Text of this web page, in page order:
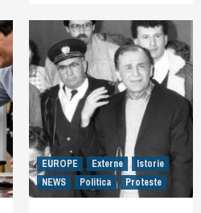
EUROPE Externe
Istorie
NEWS
Politica Proteste